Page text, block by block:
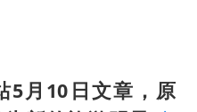
男子杀人后逃进深山21年活得像野人
5月10日文章，原